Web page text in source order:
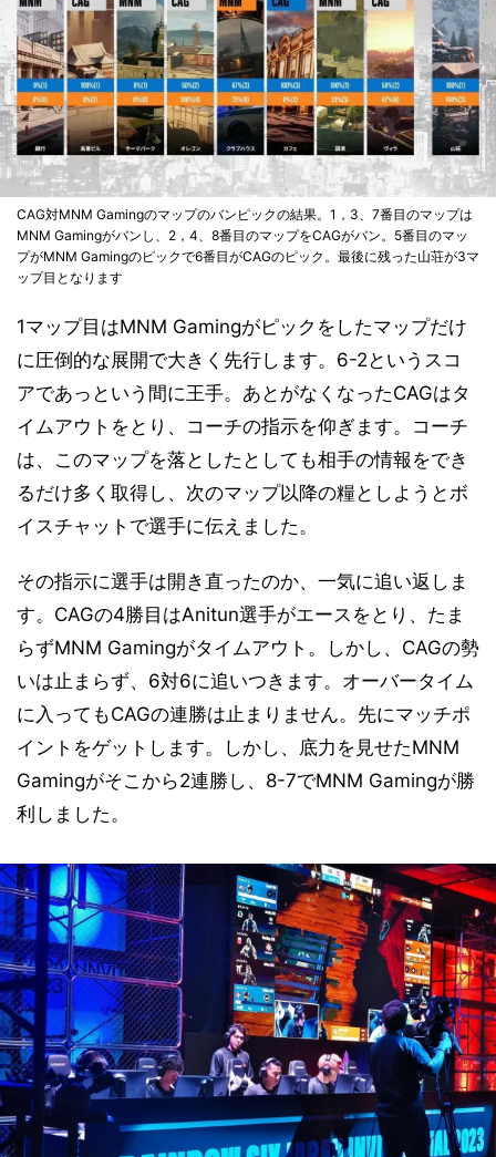
CAG対MNM Gamingのマップのバンピックの結果。1，3、7番目のマップは
MNM Gamingがバンし、2，4、8番目のマップをCAGがバン。5番目のマッ
プがMNM Gamingのピックで6番目がCAGのピック。最後に残った山荘が3マ
ップ目となります
1マップ目はMNM Gamingがピックをしたマップだけ
に圧倒的な展開で大きく先行します。6-2というスコ
アであっという間に王手。あとがなくなったCAGはタ
イムアウトをとり、コーチの指示を仰ぎます。コーチ
は、このマップを落としたとしても相手の情報をでき
るだけ多く取得し、次のマップ以降の糧としようとボ
イスチャットで選手に伝えました。
その指示に選手は開き直ったのか、一気に追い返しま
す。CAGの4勝目はAnitun選手がエースをとり、たま
らずMNM Gamingがタイムアウト。しかし、CAGの勢
いは止まらず、6対6に追いつきます。オーバータイム
に入ってもCAGの連勝は止まりません。先にマッチポ
イントをゲットします。しかし、底力を見せたMNM
Gamingがそこから2連勝し、8-7でMNM Gamingが勝
利しました。